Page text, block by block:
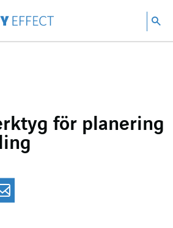
Sök
startsidan
för planering
Facebook
på Twitter
på Linkedin